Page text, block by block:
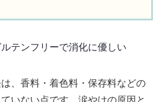
テンフリーで消化に優しい
、香料・着色料・保存料などの
いない点です。涙やけの原因と